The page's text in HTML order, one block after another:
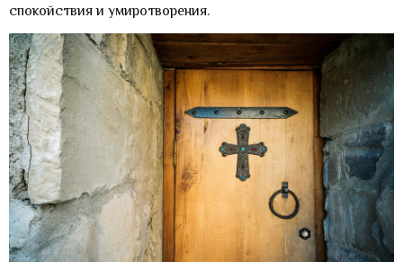
спокойствия и умиротворения.